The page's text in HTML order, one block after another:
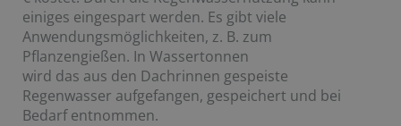
einiges eingespart werden. Es gibt viele
Anwendungsmöglichkeiten, z. B. zum
Pflanzengießen. In Wassertonnen
wird das aus den Dachrinnen gespeiste
Regenwasser aufgefangen, gespeichert und bei
Bedarf entnommen.